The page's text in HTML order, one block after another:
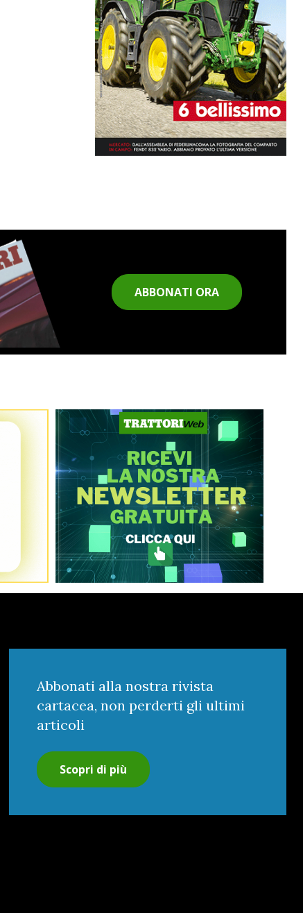
ABBONATI ORA
Abbonati alla nostra rivista
cartacea, non perderti gli ultimi
articoli
Scopri di più